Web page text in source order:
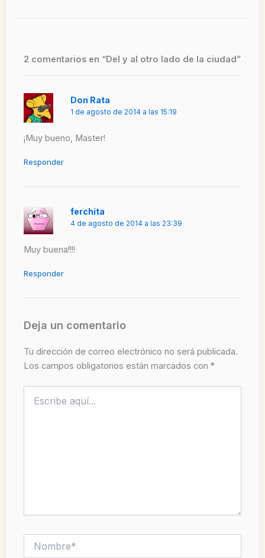
2 comentarios en “Del y al otro lado de la ciudad”
Don Rata
1 de agosto de 2014 a las 15:19
¡Muy bueno, Master!
Responder
ferchita
4 de agosto de 2014 a las 23:39
Muy buena!!!!
Responder
Deja un comentario
Tu dirección de correo electrónico no será publicada.
Los campos obligatorios están marcados con *
aquí...